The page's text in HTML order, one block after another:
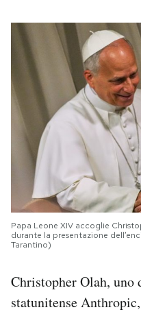
Papa Leone XIV accoglie
durante la presentazione
Tarantino)
Christopher Olah, uno
statunitense